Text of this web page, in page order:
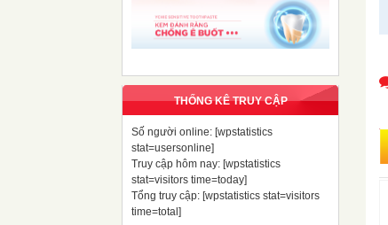
THỐNG KÊ TRUY CẬP
Số người online: [wpstatistics
stat=usersonline]
Truy cập hôm nay: [wpstatistics
stat=visitors time=today]
Tổng truy cập: [wpstatistics stat=visitors
time=total]